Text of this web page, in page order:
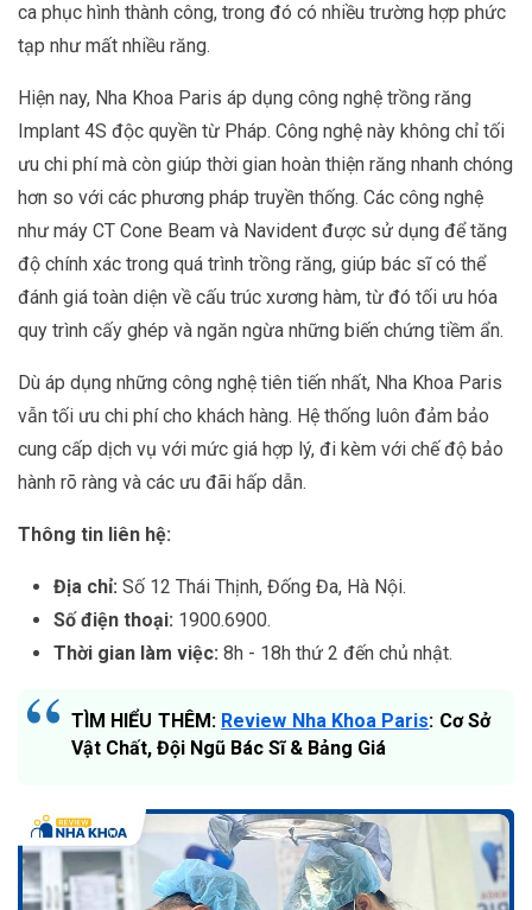
ca phục hình thành công, trong đó có nhiều trường hợp phức
tạp như mất nhiều răng.
Hiện nay, Nha Khoa Paris áp dụng công nghệ trồng răng
Implant 4S độc quyền từ Pháp. Công nghệ này không chỉ tối
ưu chi phí mà còn giúp thời gian hoàn thiện răng nhanh chóng
hơn so với các phương pháp truyền thống. Các công nghệ
như máy CT Cone Beam và Navident được sử dụng để tăng
độ chính xác trong quá trình trồng răng, giúp bác sĩ có thể
đánh giá toàn diện về cấu trúc xương hàm, từ đó tối ưu hóa
quy trình cấy ghép và ngăn ngừa những biến chứng tiềm ẩn.
Dù áp dụng những công nghệ tiên tiến nhất, Nha Khoa Paris
vẫn tối ưu chi phí cho khách hàng. Hệ thống luôn đảm bảo
cung cấp dịch vụ với mức giá hợp lý, đi kèm với chế độ bảo
hành rõ ràng và các ưu đãi hấp dẫn.
Thông tin liên hệ:
Địa chỉ: Số 12 Thái Thịnh, Đống Đa, Hà Nội.
Số điện thoại: 1900.6900.
Thời gian làm việc: 8h - 18h thứ 2 đến chủ nhật.
TÌM HIỂU THÊM: Review Nha Khoa Paris: Cơ Sở
Vật Chất, Đội Ngũ Bác Sĩ & Bảng Giá